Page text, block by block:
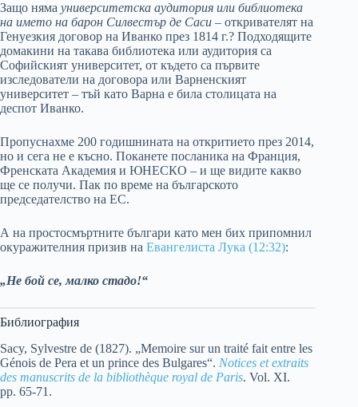
Защо няма университетска аудитория или библиотека
на името на барон Силвестър де Саси – откривателят на
Генуезкия договор на Иванко през 1814 г.? Подходящите
домакини на такава библиотека или аудитория са
Софийският университет, от където са първите
изследователи на договора или Варненският
университет – тъй като Варна е била столицата на
деспот Иванко.
Пропуснахме 200 годишнината на откритието през 2014,
но и сега не е късно. Поканете посланика на Франция,
Френската Академия и ЮНЕСКО – и ще видите какво
ще се получи. Пак по време на българското
председателство на ЕС.
А на простосмъртните българи като мен бих припомнил
окуражителния призив на Евангелиста Лука (12:32):
„Не бой се, малко стадо!“
Библиография
Sacy, Sylvestre de (1827). „Memoire sur un traité fait entre les
Génois de Pera et un prince des Bulgares“. Notices et extraits
des manuscrits de la bibliothèque royal de Paris. Vol. XI.
pp. 65-71.